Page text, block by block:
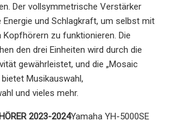
Der vollsymmetrische Verstärker
und Schlagkraft, um selbst mit
zu funktionieren. Die
den drei Einheiten wird durch die
gewährleistet, und die „Mosaic
Musikauswahl,
und vieles mehr.
2023-2024Yamaha YH-5000SE